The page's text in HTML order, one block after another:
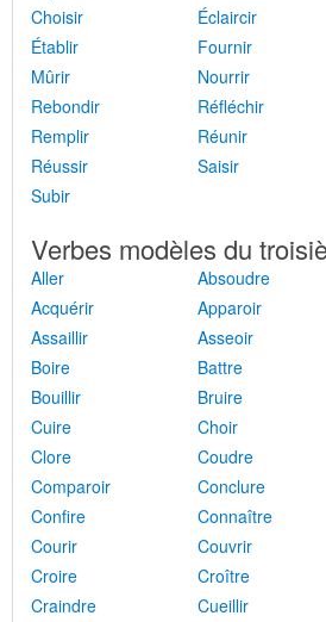
Choisir
Éclaircir
Établir
Fournir
Mûrir
Nourrir
Rebondir
Réfléchir
Remplir
Réunir
Réussir
Saisir
Subir
Verbes modèles du
Aller
Absoudre
Acquérir
Apparoir
Assaillir
Asseoir
Boire
Battre
Bouillir
Bruire
Cuire
Choir
Clore
Coudre
Comparoir
Conclure
Confire
Connaître
Courir
Couvrir
Croire
Croître
Craindre
Cueillir